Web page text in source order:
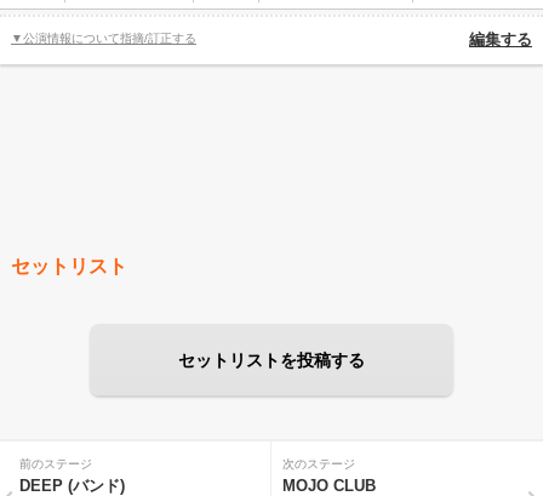
▼公演情報について指摘/訂正する 編集する
セットリスト
セットリストを投稿する
前のステージ
DEEP (バンド)
次のステージ
MOJO CLUB